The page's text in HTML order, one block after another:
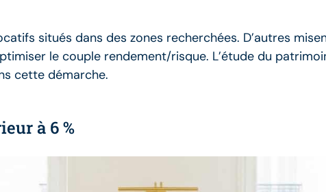
situés dans des zones recherchées. D’autres
le couple rendement/risque. L’étude du
cette démarche.
à 6 %